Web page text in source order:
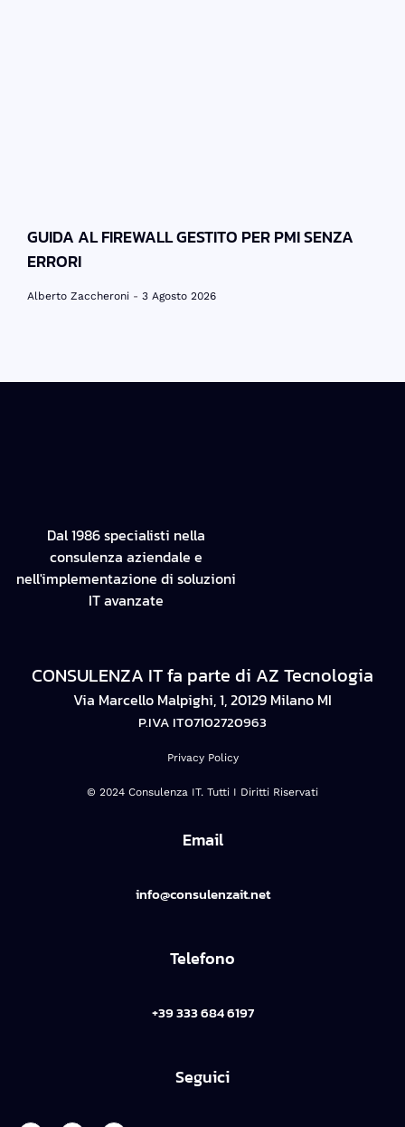
GUIDA AL FIREWALL GESTITO PER PMI SENZA
ERRORI
Alberto Zaccheroni 3 Agosto 2026
Dal 1986 specialisti nella
consulenza aziendale e
nell'implementazione di soluzioni
IT avanzate
CONSULENZA IT fa parte di AZ Tecnologia
Via Marcello Malpighi, 1, 20129 Milano MI
P.IVA IT07102720963
Privacy Policy
© 2024 Consulenza IT. Tutti I Diritti Riservati
Email
info@consulenzait.net
Telefono
+39 333 684 6197
Seguici